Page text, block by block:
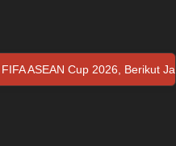
Berikut Jadwalnya